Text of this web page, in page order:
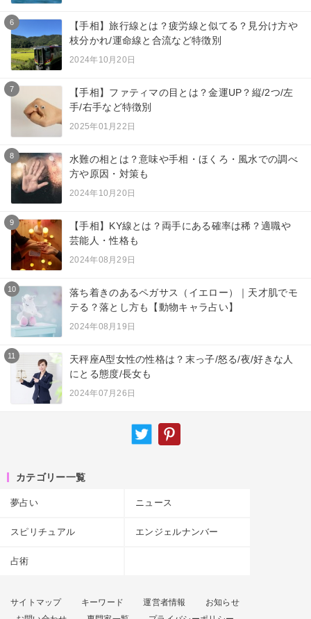
6
【手相】旅行線とは？疲労線と似てる？見分け方や
枝分かれ/運命線と合流など特徴別
2024年10月20日
7
【手相】ファティマの目とは？金運UP？縦/2つ/左
手/右手など特徴別
2025年01月22日
8
水難の相とは？意味や手相・ほくろ・風水での調べ
方や原因・対策も
2024年10月20日
9
【手相】KY線とは？両手にある確率は稀？適職や
芸能人・性格も
2024年08月29日
10
落ち着きのあるペガサス（イエロー）｜天才肌でモ
テる？落とし方も【動物キャラ占い】
2024年08月19日
11
天秤座A型女性の性格は？末っ子/怒る/夜/好きな人
にとる態度/長女も
2024年07月26日
カテゴリー一覧
夢占い ニュース
スピリチュアル エンジェルナンバー
占術
サイトマップ キーワード 運営者情報
お知らせ